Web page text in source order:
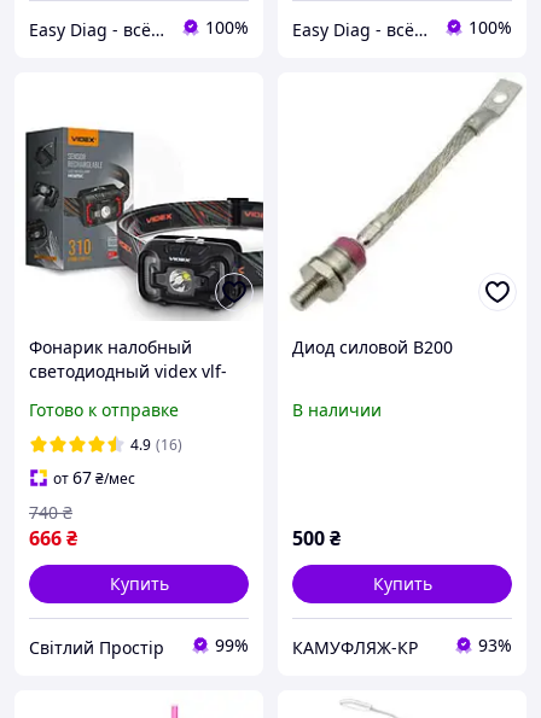
Easy Diag - всё для диагностики автомобиля 100% Easy Diag - всё для диагностики автомобиля 100%
Фонарик налобный
светодиодный videx vlf-
Готово к отправке
4.9 (16)
от67₴/мес
666₴
740 ₴
Купить
Світлий Простір 99%
Диод силовой В200
В наличии
500₴
Купить
КАМУФЛЯЖ-КР 93%